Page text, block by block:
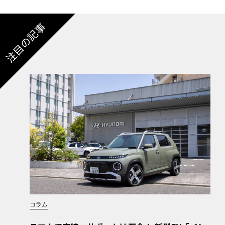
注目の記事
コラム